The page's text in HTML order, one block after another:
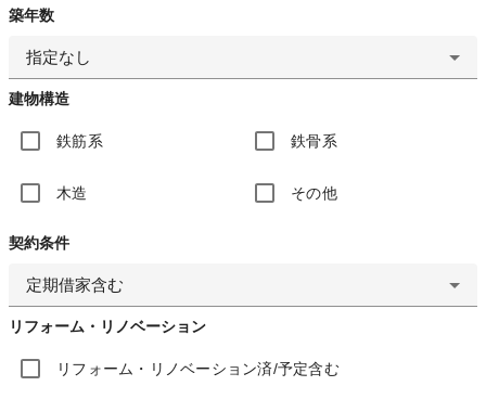
築年数
指定なし
建物構造
鉄筋系 鉄骨系
木造 その他
契約条件
定期借家含む
リフォーム・リノベーション
リフォーム・リノベーション済/予定含む